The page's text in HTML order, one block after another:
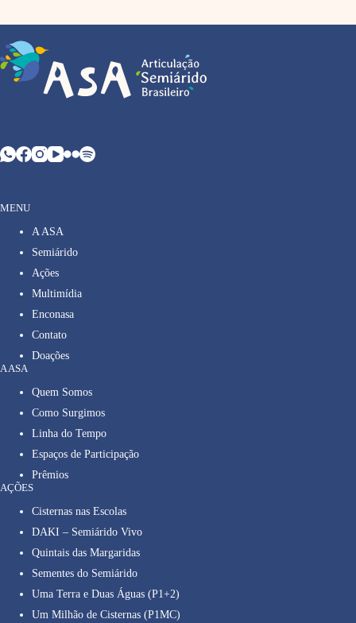
MENU
A ASA
Semiárido
Ações
Multimídia
Enconasa
Contato
Doações
A ASA
Quem Somos
Como Surgimos
Linha do Tempo
Espaços de Participação
Prêmios
AÇÕES
Cisternas nas Escolas
DAKI – Semiárido Vivo
Quintais das Margaridas
Sementes do Semiárido
Uma Terra e Duas Águas (P1+2)
Um Milhão de Cisternas (P1MC)